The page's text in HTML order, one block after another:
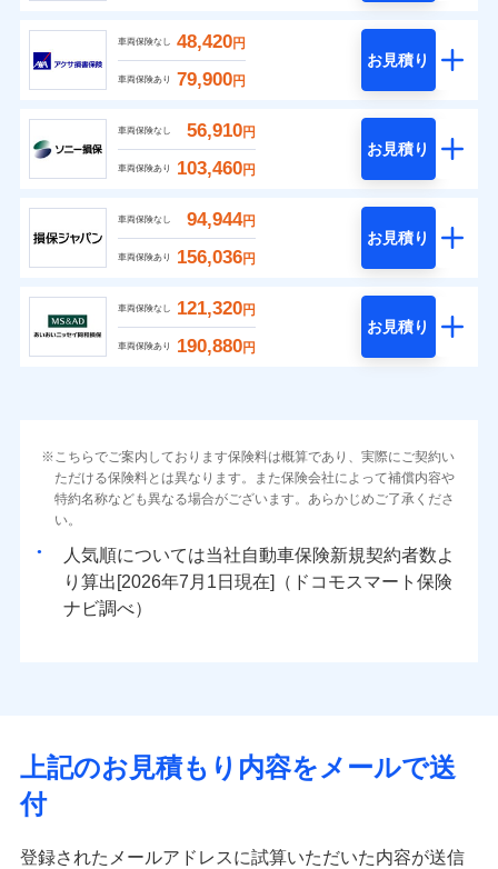
車両保険なし 48,420円
車両保険あり 79,900円
お見積り
車両保険なし 56,910円
車両保険あり 103,460円
お見積り
車両保険なし 94,944円
車両保険あり 156,036円
お見積り
車両保険なし 121,320円
車両保険あり 190,880円
お見積り
こちらでご案内しております保険料は概算であり、実際にご契約い
ただける保険料とは異なります。また保険会社によって補償内容や
特約名称なども異なる場合がございます。あらかじめご了承くださ
い。
人気順については当社
新規契約者数よ
り算出[
年 月
日現在]（ドコモスマート保険
ナビ調べ）
上記のお見積もり内容をメールで送
付
登録されたメールアドレスに試算いただいた内容が送信